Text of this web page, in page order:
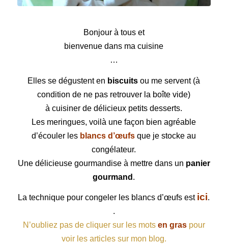
Bonjour à tous et
bienvenue dans ma cuisine
…
Elles se dégustent en biscuits ou me servent (à
condition de ne pas retrouver la boîte vide)
à cuisiner de délicieux petits desserts.
Les meringues, voilà une façon bien agréable
d’écouler les blancs d’œufs que je stocke au
congélateur.
Une délicieuse gourmandise à mettre dans un panier
gourmand .
La technique pour congeler les blancs d’œufs est ici.
.
N’oubliez pas de cliquer sur les mots en graspour
voir les articles sur mon blog.